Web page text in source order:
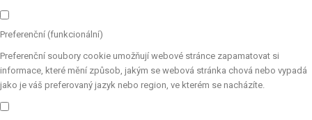
Preferenční (funkcionální)
Preferenční soubory cookie umožňují webové stránce zapamatovat si
informace, které mění způsob, jakým se webová stránka chová nebo vypadá
jako je váš preferovaný jazyk nebo region, ve kterém se nacházíte.